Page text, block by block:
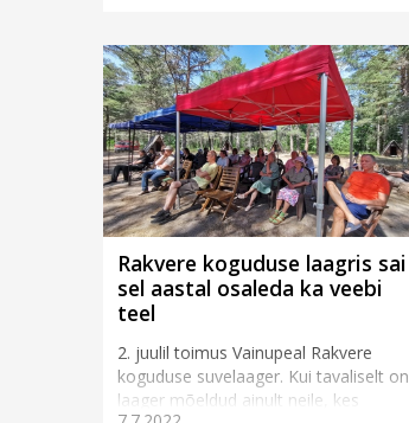
Rakvere koguduse laagris sai
sel aastal osaleda ka veebi
teel
2. juulil toimus Vainupeal Rakvere
koguduse suvelaager. Kui tavaliselt on
laager mõeldud ainult neile, kes